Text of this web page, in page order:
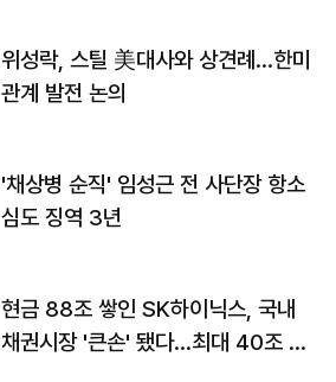
위성락, 스틸 美대사와 상견례…한미
관계 발전 논의
'채상병 순직' 임성근 전 사단장 항소
심도 징역 3년
현금 88조 쌓인 SK하이닉스, 국내
채권시장 '큰손' 됐다…최대 40조 투